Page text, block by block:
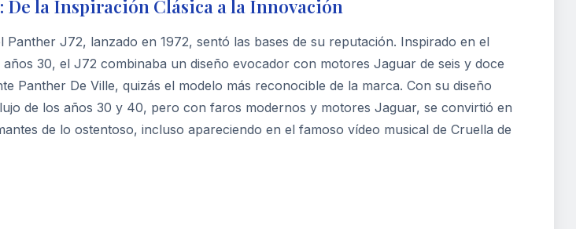
De la Inspiración Clásica a la Innovación
Panther J72, lanzado en 1972, sentó las bases de su reputación. Inspirado en el
30, el J72 combinaba un diseño evocador con motores Jaguar de seis y doce
Panther De Ville, quizás el modelo más reconocible de la marca. Con su diseño
de los años 30 y 40, pero con faros modernos y motores Jaguar, se convirtió en
de lo ostentoso, incluso apareciendo en el famoso vídeo musical de Cruella de